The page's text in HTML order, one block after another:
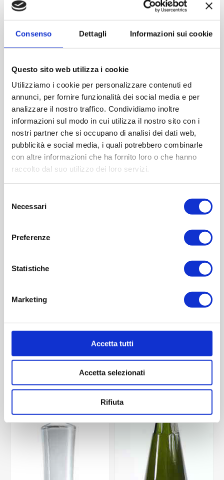
Consenso Dettagli Informazioni sui cookie
Questo sito web utilizza i cookie
Utilizziamo i cookie per personalizzare contenuti ed
annunci, per fornire funzionalità dei social media e per
analizzare il nostro traffico. Condividiamo inoltre
informazioni sul modo in cui utilizza il nostro sito con i
nostri partner che si occupano di analisi dei dati web,
pubblicità e social media, i quali potrebbero combinarle
con altre informazioni che ha fornito loro o che hanno
raccolto dal suo utilizzo dei loro servizi.
delNecessari
Preferenze
Statistiche
Marketing
Accetta tutti
Accetta selezionati
Rifiuta
Gotica 250 ml
Contattaci
ACQUISTA
Primula 500 ml
Contattaci
ACQUISTA